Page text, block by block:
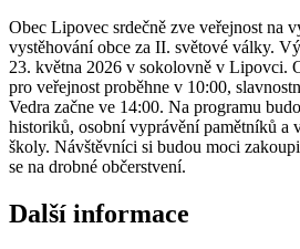
Obec Lipovec srdečně zve veřejnost na
vystěhování obce za II. světové války.
23. května 2026 v sokolovně v Lipovci.
pro veřejnost proběhne v 10:00,
Vedra začne ve 14:00. Na programu
historiků, osobní vyprávění pamětníků a
školy. Návštěvníci si budou moci
se na drobné občerstvení.
Další informace